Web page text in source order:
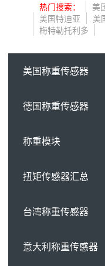
热门搜索： 美
美国特迪亚
美
梅特勒托利多
美国称重传感器
德国称重传感器
称重模块
扭矩传感器汇总
台湾称重传感器
意大利称重传感器